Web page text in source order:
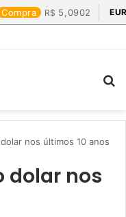
Compra 5,0902
a pena
nos últimos 10 anos​
dolar nos